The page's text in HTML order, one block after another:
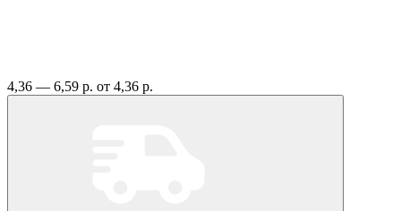
4,36 — 6,59 р. от 4,36 р.